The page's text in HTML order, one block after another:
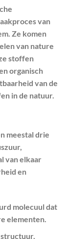
van
Ze komen
van nature
stoffen
organisch
van de
in de natuur.
meestal drie
van elkaar
en
molecuul dat
elementen.